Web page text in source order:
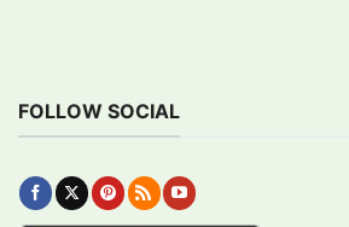
FOLLOW SOCIAL